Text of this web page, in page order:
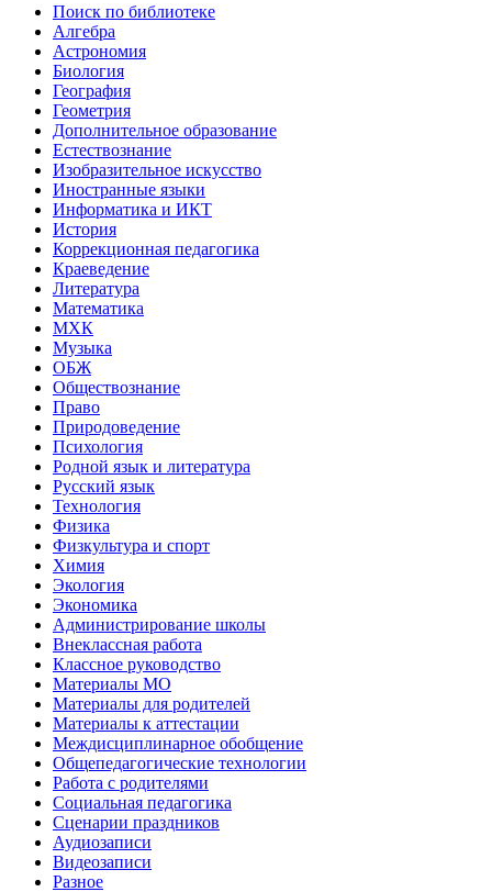
Поиск по библиотеке
Алгебра
Астрономия
Биология
География
Геометрия
Дополнительное образование
Естествознание
Изобразительное искусство
Иностранные языки
Информатика и ИКТ
История
Коррекционная педагогика
Краеведение
Литература
Математика
МХК
Музыка
ОБЖ
Обществознание
Право
Природоведение
Психология
Родной язык и литература
Русский язык
Технология
Физика
Физкультура и спорт
Химия
Экология
Экономика
Администрирование школы
Внеклассная работа
Классное руководство
Материалы МО
Материалы для родителей
Материалы к аттестации
Междисциплинарное обобщение
Общепедагогические технологии
Работа с родителями
Социальная педагогика
Сценарии праздников
Аудиозаписи
Видеозаписи
Разное